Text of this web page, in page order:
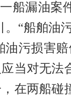
船漏油案
“船舶油
污损害
当对无法
在两船碰